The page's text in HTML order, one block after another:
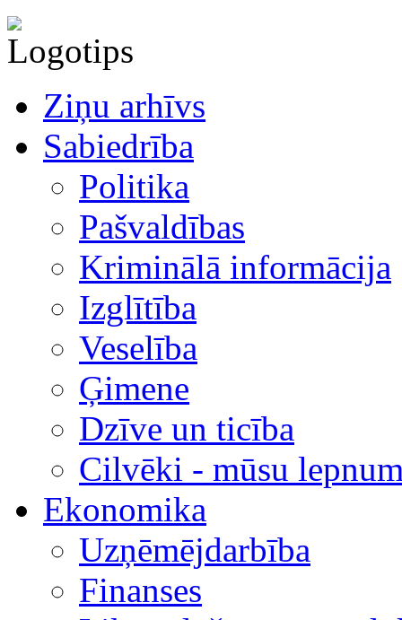
Ziņu arhīvs
Sabiedrība
Politika
Pašvaldības
Kriminālā informācija
Izglītība
Veselība
Ģimene
Dzīve un ticība
Cilvēki - mūsu
Ekonomika
Uzņēmējdarbība
Finanses